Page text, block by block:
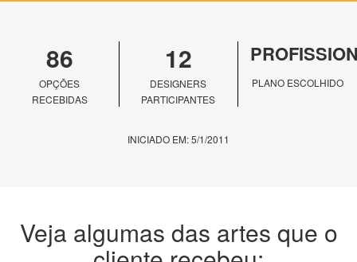
86
OPÇÕES
RECEBIDAS
12
DESIGNERS
PARTICIPANTES
PLANO ESCOLHIDO
INICIADO EM: 5/1/2011
Veja algumas das artes que o